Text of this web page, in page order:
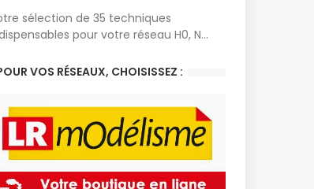
sélection de 35 techniques
pour votre réseau H0, N...
VOS RÉSEAUX, CHOISISSEZ :